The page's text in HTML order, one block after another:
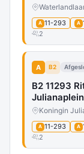
A 11-293 A
2
A B2
B2 11293
Koningin
A 11-293 A
2